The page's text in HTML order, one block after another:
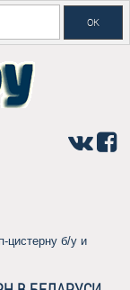
цистерну б/у и